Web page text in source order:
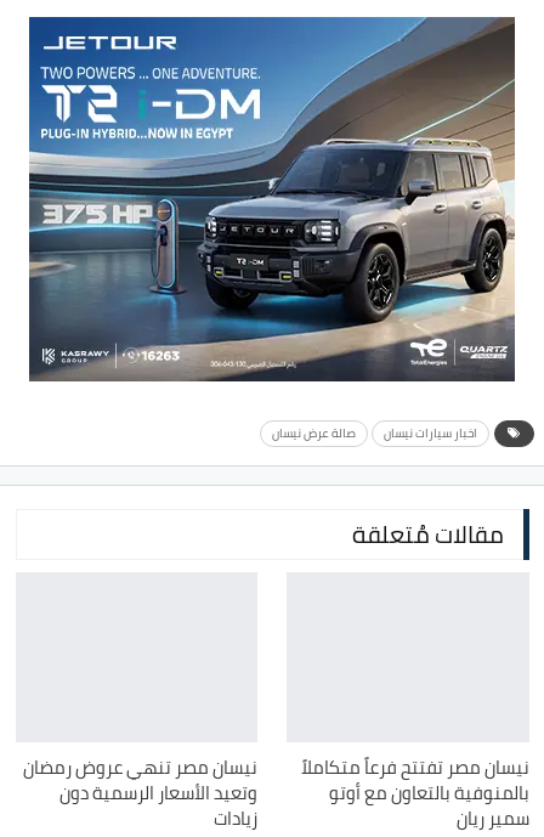
اخبار سيارات نيسان صالة عرض نيسان
مقالات مُتعلقة
نيسان مصر تفتتح فرعاً متكاملاً
بالمنوفية بالتعاون مع أوتو
سمير ريان
نيسان مصر تنهي عروض رمضان
وتعيد الأسعار الرسمية دون
زيادات